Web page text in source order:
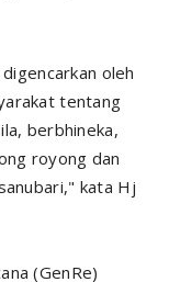
oleh
tentang
berbhineka,
royong dan
kata Hj
(GenRe)